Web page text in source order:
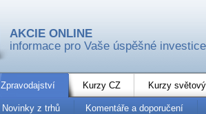
AKCIE ONLINE
informace pro Vaše úspěšné investice
Zpravodajství Kurzy CZ Kurzy
Novinky z trhů Komentáře a doporučení